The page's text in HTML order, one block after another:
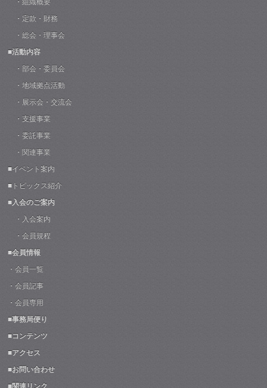
・組織概要
・定款・財務
・総会・理事会
■活動内容
・部会・委員会
・地域拠点活動
・展示会・交流会
・支援事業
・委託事業
・関連事業
■イベント案内
■トピックス紹介
■入会のご案内
・入会案内
・会員規程
■会員情報
・会員一覧
・会員記事
・会員専用
■事務局便り
■コンテンツ
■アクセス
■お問い合わせ
■関連リンク